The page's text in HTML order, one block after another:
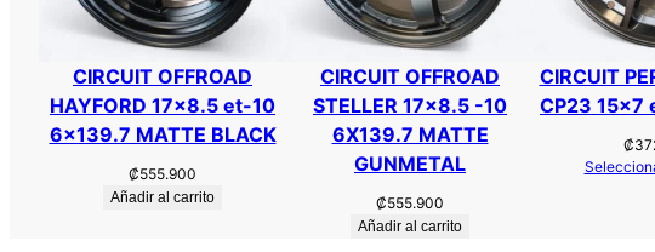
CIRCUIT OFFROAD
HAYFORD 17×8.5 et-10
6×139.7 MATTE BLACK
₡555.900
Añadir al carrito
CIRCUIT OFFROAD
STELLER 17×8.5 -10
6X139.7 MATTE
GUNMETAL
₡555.900
Añadir al carrito
CIRCUIT
CP23 15×7
₡